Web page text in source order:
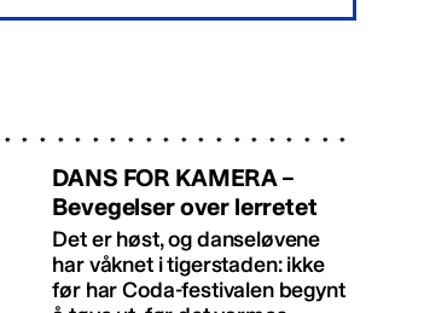
DANS FOR KAMERA –
Bevegelser over lerretet
Det er høst, og danseløvene
har våknet i tigerstaden: ikke
før har Coda-festivalen begynt